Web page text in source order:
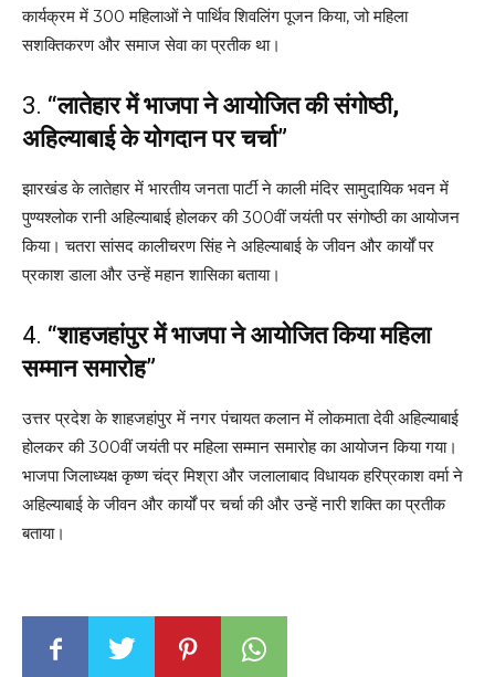
कार्यक्रम में 300 महिलाओं ने पार्थिव शिवलिंग पूजन किया, जो महिला
सशक्तिकरण और समाज सेवा का प्रतीक था।
3. “लातेहार में भाजपा ने आयोजित की संगोष्ठी,
अहिल्याबाई के योगदान पर चर्चा”
झारखंड के लातेहार में भारतीय जनता पार्टी ने काली मंदिर सामुदायिक भवन में
पुण्यश्लोक रानी अहिल्याबाई होलकर की 300वीं जयंती पर संगोष्ठी का आयोजन
किया। चतरा सांसद कालीचरण सिंह ने अहिल्याबाई के जीवन और कार्यों पर
प्रकाश डाला और उन्हें महान शासिका बताया।
4. “शाहजहांपुर में भाजपा ने आयोजित किया महिला
सम्मान समारोह”
उत्तर प्रदेश के शाहजहांपुर में नगर पंचायत कलान में लोकमाता देवी अहिल्याबाई
होलकर की 300वीं जयंती पर महिला सम्मान समारोह का आयोजन किया गया।
भाजपा जिलाध्यक्ष कृष्ण चंद्र मिश्रा और जलालाबाद विधायक हरिप्रकाश वर्मा ने
अहिल्याबाई के जीवन और कार्यों पर चर्चा की और उन्हें नारी शक्ति का प्रतीक
बताया।